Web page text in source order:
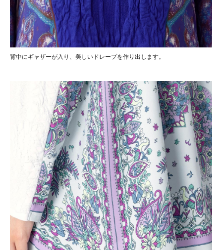
背中にギャザーが入り、美しいドレープを作り出します。